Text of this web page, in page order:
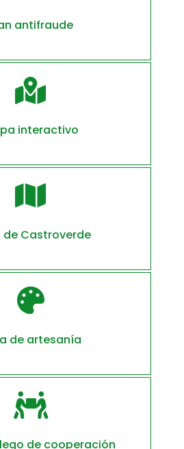
antifraude

interactivo

de Castroverde

de artesanía

de cooperación